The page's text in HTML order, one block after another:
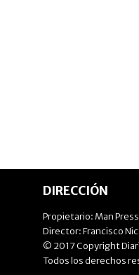
DIRECCIÓN
Propietario: Man
Director: Francisco
© 2017 Copyright
Todos los derechos